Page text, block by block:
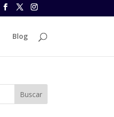
Blog